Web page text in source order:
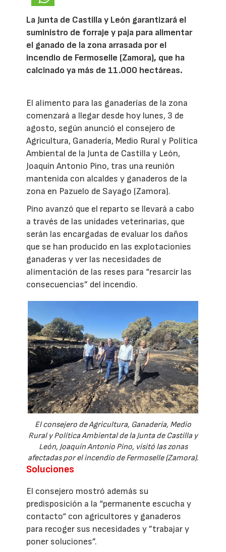
La Junta de Castilla y León garantizará el
suministro de forraje y paja para alimentar
el ganado de la zona arrasada por el
incendio de Fermoselle (Zamora), que ha
calcinado ya más de 11.000 hectáreas.
El alimento para las ganaderías de la zona
comenzará a llegar desde hoy lunes, 3 de
agosto, según anunció el consejero de
Agricultura, Ganadería, Medio Rural y Política
Ambiental de la Junta de Castilla y León,
Joaquín Antonio Pino, tras una reunión
mantenida con alcaldes y ganaderos de la
zona en Pazuelo de Sayago (Zamora).
Pino avanzó que el reparto se llevará a cabo
a través de las unidades veterinarias, que
serán las encargadas de evaluar los daños
que se han producido en las explotacionies
ganaderas y ver las necesidades de
alimentación de las reses para “resarcir las
consecuencias” del incendio.
El consejero de Agricultura, Ganadería, Medio
Rural y Política Ambiental de la Junta de Castilla y
León, Joaquín Antonio Pino, visitó las zonas
afectadas por el incendio de Fermoselle (Zamora).
Soluciones
El consejero mostró además su
predisposición a la “permanente escucha y
contacto“ con agricultores y ganaderos
para recoger sus necesidades y ”trabajar y
poner soluciones”.